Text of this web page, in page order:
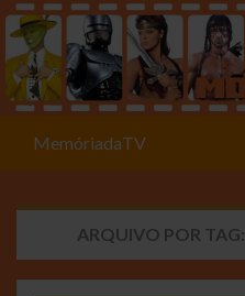
MemóriadaTV
ARQUIVO POR TAG: